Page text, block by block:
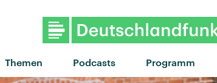
Themen Podcasts Programm